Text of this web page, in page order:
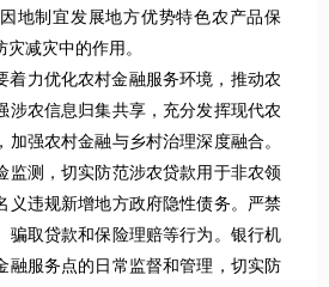
地制宜发展地方优势特色农产品保
减灾中的作用。
着力优化农村金融服务环境，推动农
涉农信息归集共享，充分发挥现代农
加强农村金融与乡村治理深度融合。
监测，切实防范涉农贷款用于非农领
义违规新增地方政府隐性债务。严禁
骗取贷款和保险理赔等行为。银行机
融服务点的日常监督和管理，切实防